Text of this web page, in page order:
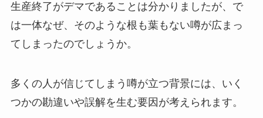
生産終了がデマであることは分かりましたが、で
は一体なぜ、そのような根も葉もない噂が広まっ
てしまったのでしょうか。
多くの人が信じてしまう噂が立つ背景には、いく
つかの勘違いや誤解を生む要因が考えられます。